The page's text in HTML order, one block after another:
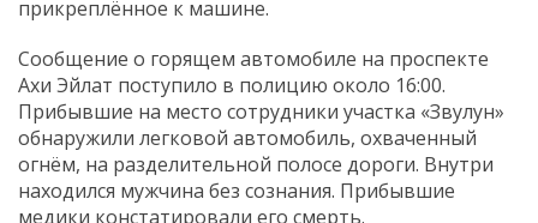
прикреплённое к машине.
Сообщение о горящем автомобиле на проспекте
Ахи Эйлат поступило в полицию около 16:00.
Прибывшие на место сотрудники участка «Звулун»
обнаружили легковой автомобиль, охваченный
огнём, на разделительной полосе дороги. Внутри
находился мужчина без сознания. Прибывшие
медики констатировали его смерть.